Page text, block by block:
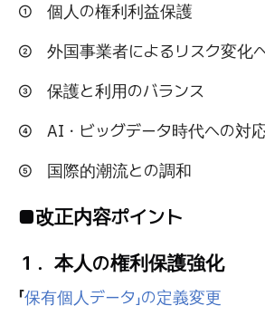
① 個人の権利利益保護
② 外国事業者によるリスク変化
③ 保護と利用のバランス
④ AI・ビッグデータ時代への対
⑤ 国際的潮流との調和
■改正内容ポイント
１．本人の権利保護強化
「保有個人データ」の定義変更